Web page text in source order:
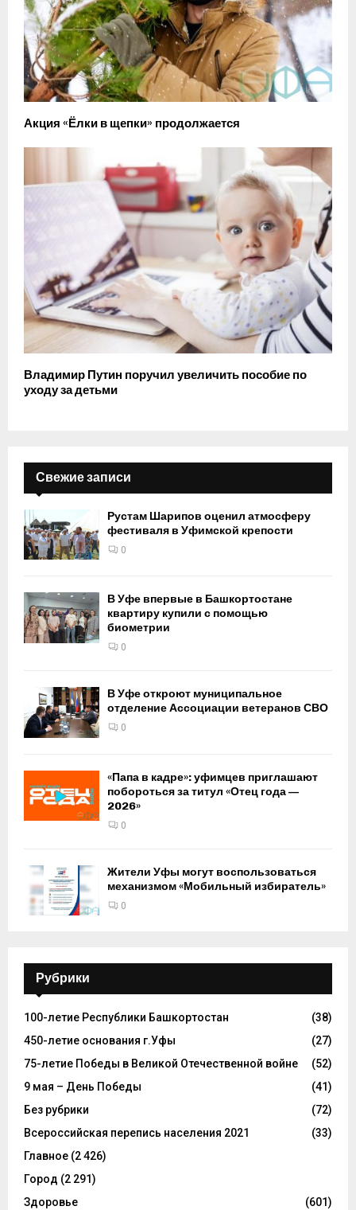
Акция «Ёлки в щепки» продолжается
Владимир Путин поручил увеличить пособие по
уходу за детьми
Свежие записи
Рустам Шарипов оценил атмосферу
фестиваля в Уфимской крепости
0
В Уфе впервые в Башкортостане
квартиру купили с помощью
биометрии
0
В Уфе откроют муниципальное
отделение Ассоциации ветеранов СВО
0
«Папа в кадре»: уфимцев приглашают
побороться за титул «Отец года —
2026»
0
Жители Уфы могут воспользоваться
механизмом «Мобильный избиратель»
0
Рубрики
100-летие Республики Башкортостан
(38)
450-летие основания г.Уфы
(27)
75-летие Победы в Великой Отечественной войне
(52)
9 мая – День Победы
(41)
Без рубрики
(72)
Всероссийская перепись населения 2021
(33)
Главное (2 426)
Город (2 291)
Здоровье
(601)